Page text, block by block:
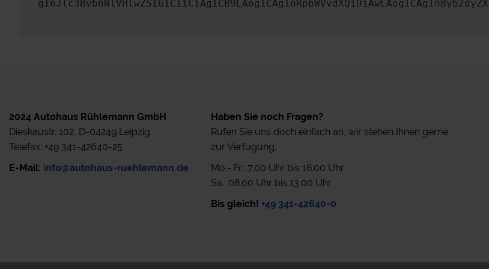
2024 Autohaus Rühlemann GmbH
Dieskaustr. 102, D-04249 Leipzig
Telefax: +49 341-42640-25
E-Mail: info@autohaus-ruehlemann.de
Haben Sie noch Fragen?
Rufen Sie uns doch einfach an, wir stehen Ihnen gerne
zur Verfügung.
Mo.- Fr.: 7.00 Uhr bis 18.00 Uhr
Sa.: 08.00 Uhr bis 13.00 Uhr
Bis gleich! +49 341-42640-0